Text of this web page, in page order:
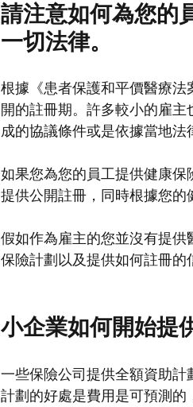
請注意如何為您的
一切法律。
根據《患者保護和平價醫療
開的註冊期。許多較小的雇
成的協議條件或是依據當地法
如果您為您的員工提供健康
提供公開註冊，同時根據您的
假如作為雇主的您並沒有提
保險計劃以及提供如何註冊的
小企業如何開始提
一些保險公司提供全額資助
計劃的好處是費用是可預測